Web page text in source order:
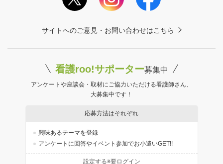
サイトへのご意見・お問い合わせはこちら
看護roo!サポーター募集中
アンケートや座談会・取材にご協力いただける看護師さん、
大募集中です！
応募方法はそれぞれ
興味あるテーマを登録
アンケートに回答やイベント参加でお小遣いGET!!
設定する※要ログイン